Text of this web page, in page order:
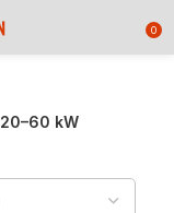
0
20–60 kW